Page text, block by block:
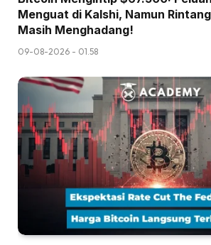
Menguat di Kalshi, Namun
Masih Menghadang!
09-08-2026 - 01.58